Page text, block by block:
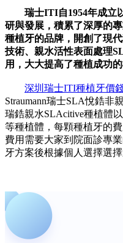
瑞士ITI自1954年成立以
研與發展，積累了深厚的
種植牙的品牌，開創了現
技術、親水活性表面處理
用，大大提高了種植成功的
深圳瑞士ITI種植牙價
Straumann瑞士SLA悅鋯非
瑞鋯親水SLAcitive種植體
等種植體，每顆種植牙的
費用需要大家到院面診專
牙方案後根據個人選擇選